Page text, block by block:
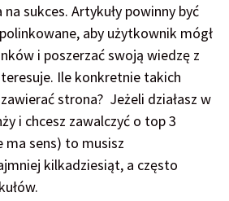
sukces. Artykuły powinny być
aby użytkownik mógł
i poszerzać swoją wiedzę z
Ile konkretnie takich
strona? Jeżeli działasz w
i chcesz zawalczyć o top 3
sens) to musisz
kilkadziesiąt, a często